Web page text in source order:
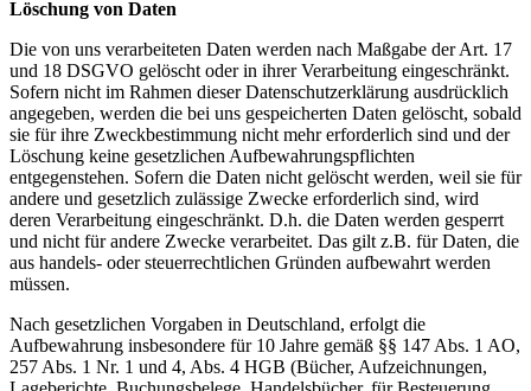
Löschung von Daten
Die von uns verarbeiteten Daten werden nach Maßgabe der Art. 17
und 18 DSGVO gelöscht oder in ihrer Verarbeitung eingeschränkt.
Sofern nicht im Rahmen dieser Datenschutzerklärung ausdrücklich
angegeben, werden die bei uns gespeicherten Daten gelöscht, sobald
sie für ihre Zweckbestimmung nicht mehr erforderlich sind und der
Löschung keine gesetzlichen Aufbewahrungspflichten
entgegenstehen. Sofern die Daten nicht gelöscht werden, weil sie für
andere und gesetzlich zulässige Zwecke erforderlich sind, wird
deren Verarbeitung eingeschränkt. D.h. die Daten werden gesperrt
und nicht für andere Zwecke verarbeitet. Das gilt z.B. für Daten, die
aus handels- oder steuerrechtlichen Gründen aufbewahrt werden
müssen.
Nach gesetzlichen Vorgaben in Deutschland, erfolgt die
Aufbewahrung insbesondere für 10 Jahre gemäß §§ 147 Abs. 1 AO,
257 Abs. 1 Nr. 1 und 4, Abs. 4 HGB (Bücher, Aufzeichnungen,